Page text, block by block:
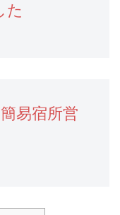
た
易宿所営